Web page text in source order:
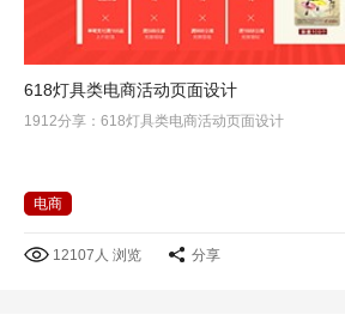
618灯具类电商活动页面设计
1912分享：618灯具类电商活动页面设计
电商
12107人 浏览 分享